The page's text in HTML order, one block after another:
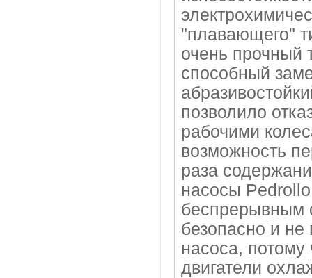
"плавающего"
очень прочный
способный
позволило
рабочими
возможность
раза
насосы
беспрерывным
безопасно и не
насоса, потому
двигатели